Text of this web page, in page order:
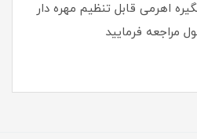
اهرمی قابل تنظیم مهره دار
مراجعه فرمایید